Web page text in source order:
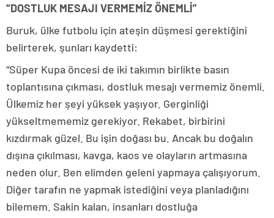
“DOSTLUK MESAJI VERMEMİZ ÖNEMLİ”
Buruk, ülke futbolu için ateşin düşmesi gerektiğini
belirterek, şunları kaydetti:
“Süper Kupa öncesi de iki takımın birlikte basın
toplantısına çıkması, dostluk mesajı vermemiz önemli.
Ülkemiz her şeyi yüksek yaşıyor. Gerginliği
yükseltmememiz gerekiyor. Rekabet, birbirini
kızdırmak güzel. Bu işin doğası bu. Ancak bu doğalın
dışına çıkılması, kavga, kaos ve olayların artmasına
neden olur. Ben elimden geleni yapmaya çalışıyorum.
Diğer tarafın ne yapmak istediğini veya planladığını
bilemem. Sakin kalan, insanları dostluğa